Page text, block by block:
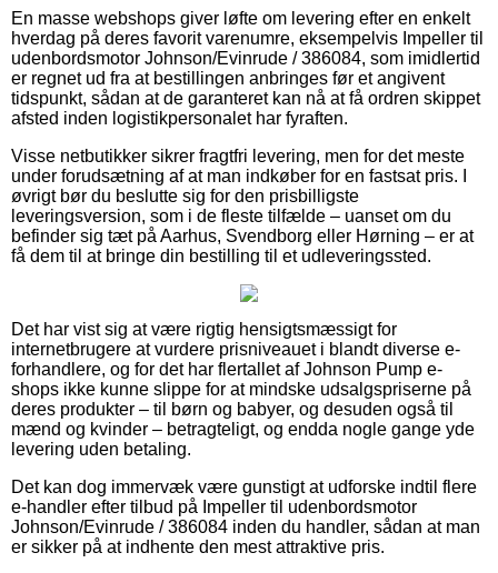
En masse webshops giver løfte om levering efter en enkelt
hverdag på deres favorit varenumre, eksempelvis Impeller til
udenbordsmotor Johnson/Evinrude / 386084, som imidlertid
er regnet ud fra at bestillingen anbringes før et angivent
tidspunkt, sådan at de garanteret kan nå at få ordren skippet
afsted inden logistikpersonalet har fyraften.
Visse netbutikker sikrer fragtfri levering, men for det meste
under forudsætning af at man indkøber for en fastsat pris. I
øvrigt bør du beslutte sig for den prisbilligste
leveringsversion, som i de fleste tilfælde – uanset om du
befinder sig tæt på Aarhus, Svendborg eller Hørning – er at
få dem til at bringe din bestilling til et udleveringssted.
Det har vist sig at være rigtig hensigtsmæssigt for
internetbrugere at vurdere prisniveauet i blandt diverse e-
forhandlere, og for det har flertallet af Johnson Pump e-
shops ikke kunne slippe for at mindske udsalgspriserne på
deres produkter – til børn og babyer, og desuden også til
mænd og kvinder – betragteligt, og endda nogle gange yde
levering uden betaling.
Det kan dog immervæk være gunstigt at udforske indtil flere
e-handler efter tilbud på Impeller til udenbordsmotor
Johnson/Evinrude / 386084 inden du handler, sådan at man
er sikker på at indhente den mest attraktive pris.